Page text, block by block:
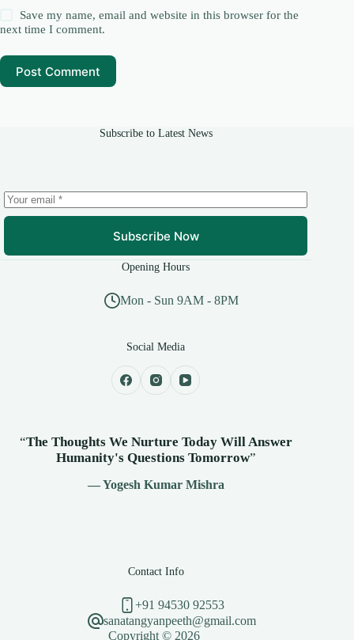
Save my name, email and website in this browser for the
next time I comment.
Post Comment
Subscribe to Latest News
Subscribe Now
Opening Hours
Mon - Sun 9AM - 8PM
Social Media
“The Thoughts We Nurture Today Will Answer
Humanity's Questions Tomorrow”
— Yogesh Kumar Mishra
Contact Info
+91 94530 92553
sanatangyanpeeth@gmail.com
Copyright © 2026